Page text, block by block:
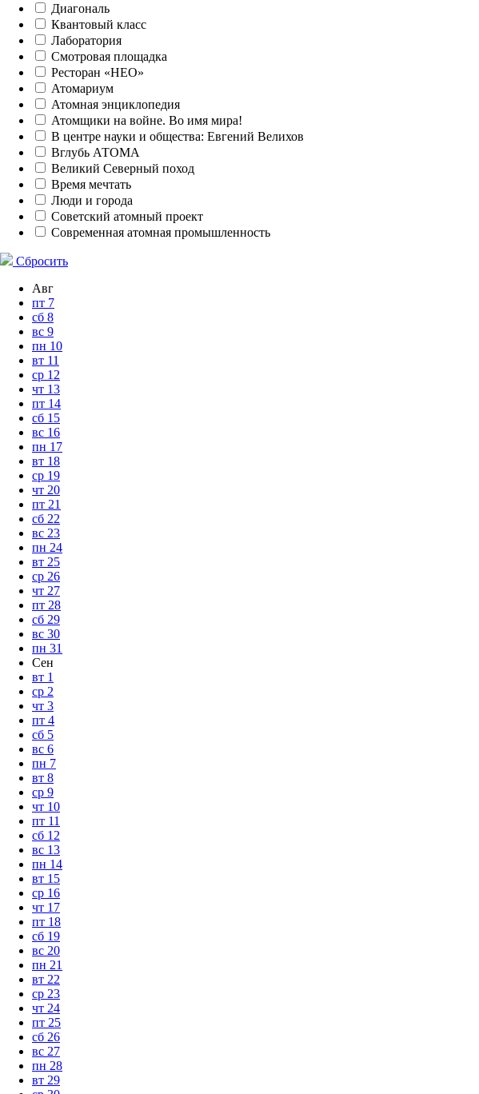
Диагональ
Квантовый класс
Лаборатория
Смотровая площадка
Ресторан «НЕО»
Атомариум
Атомная энциклопедия
Атомщики на войне. Во имя мира!
В центре науки и общества: Евгений Велихов
Вглубь АТОМА
Великий Северный поход
Время мечтать
Люди и города
Советский атомный проект
Современная атомная промышленность
Сбросить
Авг
пт 7
сб 8
вс 9
пн 10
вт 11
ср 12
чт 13
пт 14
сб 15
вс 16
пн 17
вт 18
ср 19
чт 20
пт 21
сб 22
вс 23
пн 24
вт 25
ср 26
чт 27
пт 28
сб 29
вс 30
пн 31
Сен
вт 1
ср 2
чт 3
пт 4
сб 5
вс 6
пн 7
вт 8
ср 9
чт 10
пт 11
сб 12
вс 13
пн 14
вт 15
ср 16
чт 17
пт 18
сб 19
вс 20
пн 21
вт 22
ср 23
чт 24
пт 25
сб 26
вс 27
пн 28
вт 29